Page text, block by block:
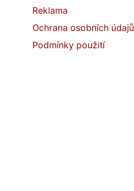
Reklama
Ochrana osobních údajů
Podmínky použití